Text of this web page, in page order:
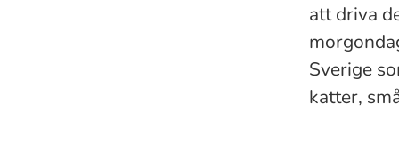
att driva
Sverige
katter,